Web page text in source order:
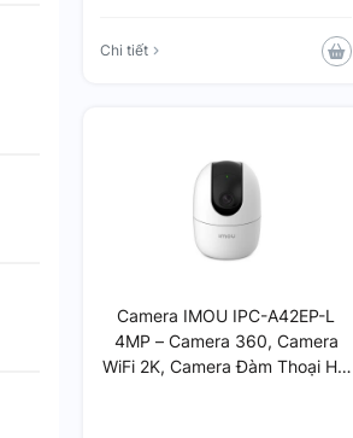
Chi tiết
Camera IMOU IPC-A42EP-L
4MP – Camera 360, Camera
WiFi 2K, Camera Đàm Thoại Hai